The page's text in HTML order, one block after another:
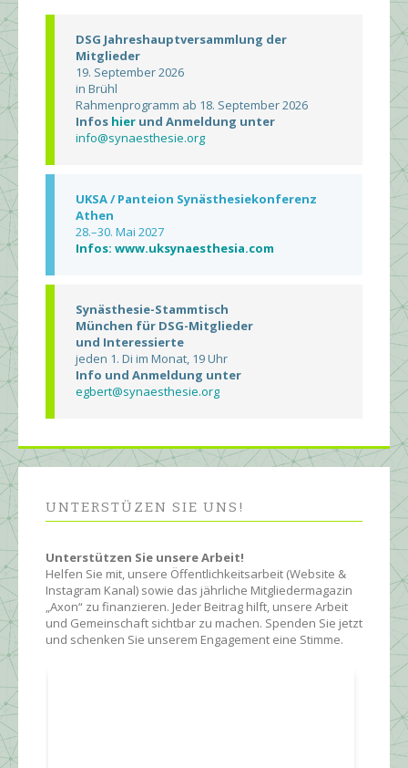
DSG Jahreshauptversammlung der
Mitglieder
19. September 2026
in Brühl
Rahmenprogramm ab 18. September 2026
Infos hier und Anmeldung unter
info@synaesthesie.org
UKSA / Panteion Synästhesiekonferenz
Athen
28.–30. Mai 2027
Infos: www.uksynaesthesia.com
Synästhesie-Stammtisch
München für DSG-Mitglieder
und Interessierte
jeden 1. Di im Monat, 19 Uhr
Info und Anmeldung unter
egbert@synaesthesie.org
UNTERSTÜZEN SIE UNS!
Unterstützen Sie unsere Arbeit!
Helfen Sie mit, unsere Öffentlichkeitsarbeit (Website &
Instagram Kanal) sowie das jährliche Mitgliedermagazin
„Axon“ zu finanzieren. Jeder Beitrag hilft, unsere Arbeit
und Gemeinschaft sichtbar zu machen. Spenden Sie jetzt
und schenken Sie unserem Engagement eine Stimme.